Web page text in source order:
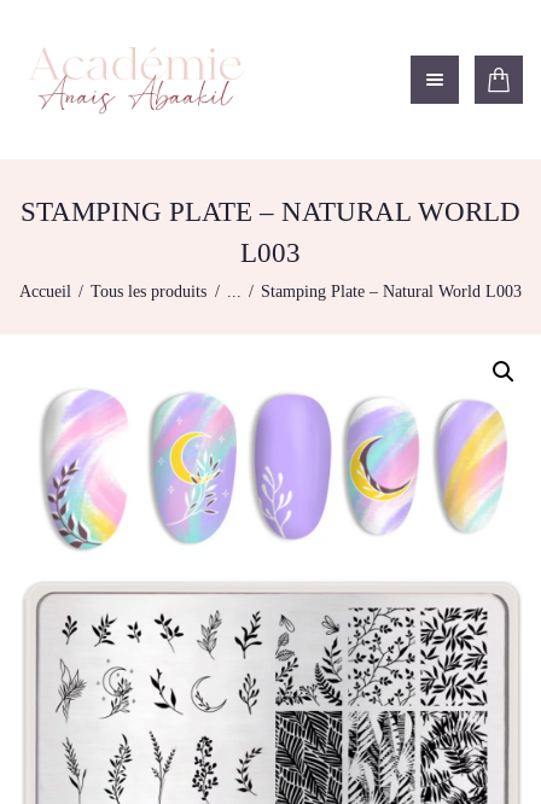
STAMPING PLATE – NATURAL WORLD
L003
Accueil Tous les produits ... Stamping Plate – Natural World L003
ACADÉMIE ANAÏS ABAAKIL
Formation et shop Indigo
NOS FORMATIONS
FORMATIONS
BOUTIQUE
MODÈLE